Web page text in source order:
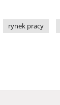
rynek pracy